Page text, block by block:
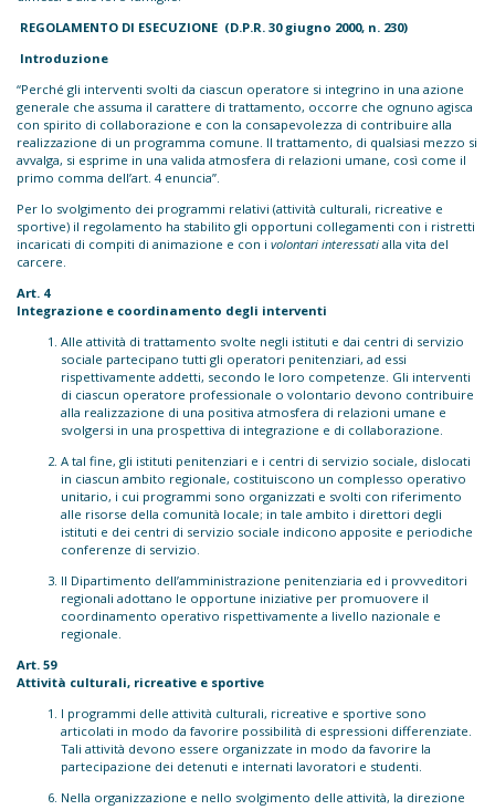
REGOLAMENTO DI ESECUZIONE (D.P.R. 30 giugno 2000, n. 230)
Introduzione
“Perché gli interventi svolti da ciascun operatore si integrino in una azione
generale che assuma il carattere di trattamento, occorre che ognuno agisca
con spirito di collaborazione e con la consapevolezza di contribuire alla
realizzazione di un programma comune. Il trattamento, di qualsiasi mezzo si
avvalga, si esprime in una valida atmosfera di relazioni umane, così come il
primo comma dell’art. 4 enuncia”.
Per lo svolgimento dei programmi relativi (attività culturali, ricreative e
sportive) il regolamento ha stabilito gli opportuni collegamenti con i ristretti
incaricati di compiti di animazione e con i volontari interessati alla vita del
carcere.
Art. 4
Integrazione e coordinamento degli interventi
Alle attività di trattamento svolte negli istituti e dai centri di servizio
sociale partecipano tutti gli operatori penitenziari, ad essi
rispettivamente addetti, secondo le loro competenze. Gli interventi
di ciascun operatore professionale o volontario devono contribuire
alla realizzazione di una positiva atmosfera di relazioni umane e
svolgersi in una prospettiva di integrazione e di collaborazione.
A tal fine, gli istituti penitenziari e i centri di servizio sociale, dislocati
in ciascun ambito regionale, costituiscono un complesso operativo
unitario, i cui programmi sono organizzati e svolti con riferimento
alle risorse della comunità locale; in tale ambito i direttori degli
istituti e dei centri di servizio sociale indicono apposite e periodiche
conferenze di servizio.
Il Dipartimento dell’amministrazione penitenziaria ed i provveditori
regionali adottano le opportune iniziative per promuovere il
coordinamento operativo rispettivamente a livello nazionale e
regionale.
Art. 59
Attività culturali, ricreative e sportive
I programmi delle attività culturali, ricreative e sportive sono
articolati in modo da favorire possibilità di espressioni differenziate.
Tali attività devono essere organizzate in modo da favorire la
partecipazione dei detenuti e internati lavoratori e studenti.
Nella organizzazione e nello svolgimento delle attività, la direzione